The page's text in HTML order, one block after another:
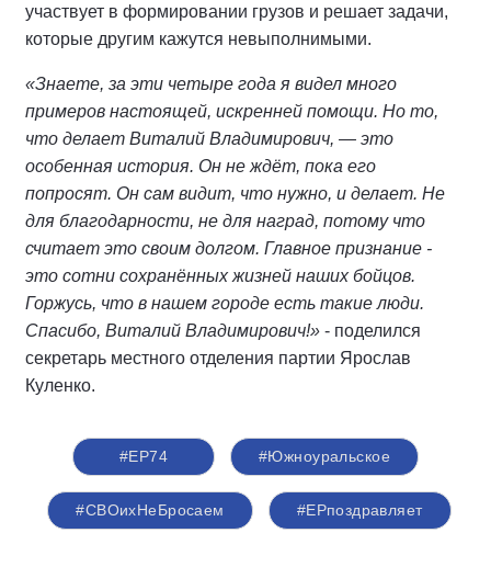
участвует в формировании грузов и решает задачи,
которые другим кажутся невыполнимыми.
«Знаете, за эти четыре года я видел много
примеров настоящей, искренней помощи. Но то,
что делает Виталий Владимирович, — это
особенная история. Он не ждёт, пока его
попросят. Он сам видит, что нужно, и делает. Не
для благодарности, не для наград, потому что
считает это своим долгом. Главное признание -
это сотни сохранённых жизней наших бойцов.
Горжусь, что в нашем городе есть такие люди.
Спасибо, Виталий Владимирович!» - поделился
секретарь местного отделения партии Ярослав
Куленко.
#ЕР74 #Южноуральское
#СВОихНеБросаем #ЕРпоздравляет